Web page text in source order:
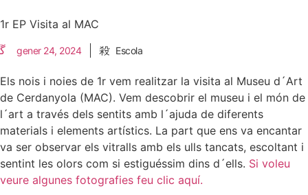
1r EP Visita al MAC
gener 24, 2024 Escola
Els nois i noies de 1r vem realitzar la visita al Museu d´Art
de Cerdanyola (MAC). Vem descobrir el museu i el món de
l´art a través dels sentits amb l´ajuda de diferents
materials i elements artístics. La part que ens va encantar
va ser observar els vitralls amb els ulls tancats, escoltant i
sentint les olors com si estiguéssim dins d´ells. Si voleu
veure algunes fotografies feu clic aquí.